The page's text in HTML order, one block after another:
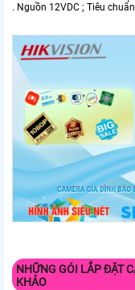
. Nguồn 12VDC ; Tiêu
NHỮNG GÓI LẮP ĐẶT
KHẢO